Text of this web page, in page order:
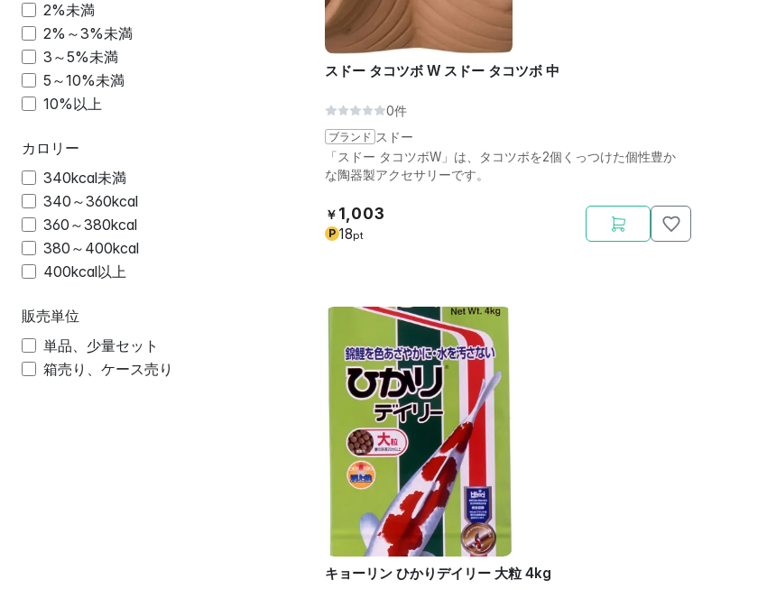
2%未満
2%～3%未満
3～5%未満
5～10%未満
10%以上
カロリー
340kcal未満
340～360kcal
360～380kcal
380～400kcal
400kcal以上
販売単位
単品、少量セット
箱売り、ケース売り
スドー タコツボ W スドー タコツボ 中
0件
ブランド スドー
「スドー タコツボW」は、タコツボを2個くっつけた個性豊か
な陶器製アクセサリーです。
￥ 1,003
P 18pt
キョーリン ひかりデイリー 大粒 4kg